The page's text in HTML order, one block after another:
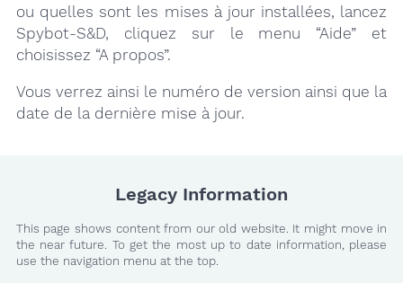
ou quelles sont les mises à jour installées, lancez
Spybot-S&D, cliquez sur le menu “Aide” et
choisissez “A propos”.
Vous verrez ainsi le numéro de version ainsi que la
date de la dernière mise à jour.
Legacy Information
This page shows content from our old website. It might move in
the near future. To get the most up to date information, please
use the navigation menu at the top.